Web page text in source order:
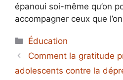
épanoui soi-même qu’on
accompagner ceux que
Catégories
Éducation
Comment la gratitude
adolescents contre la